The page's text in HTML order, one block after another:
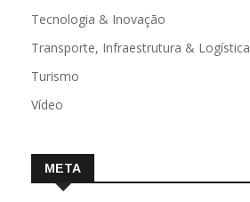
Tecnologia & Inovação
Transporte, Infraestrutura & Logística
Turismo
Vídeo
META